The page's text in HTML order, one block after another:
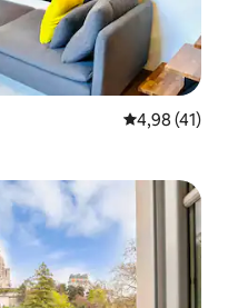
4,98 af 5 í
4,98 (41)